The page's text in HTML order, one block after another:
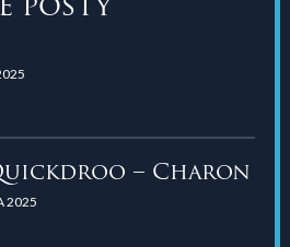
posty
– Charon
2025